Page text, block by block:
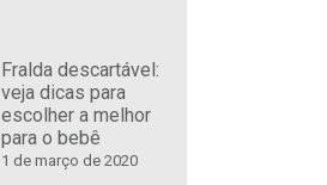
Fralda descartável:
veja dicas para
escolher a melhor
para o bebê
1 de março de 2020